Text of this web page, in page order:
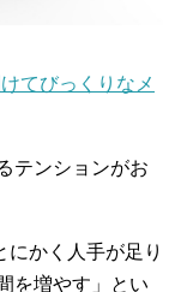
てびっくりなメ
テンションがお
かく人手が足り
を増やす」とい